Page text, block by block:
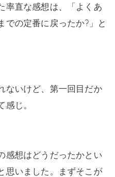
率直な感想は、「よくあ
での定番に戻ったか?」と
ないけど、第一回目だか
じ。
感想はどうだったかとい
思いました。まずそこが